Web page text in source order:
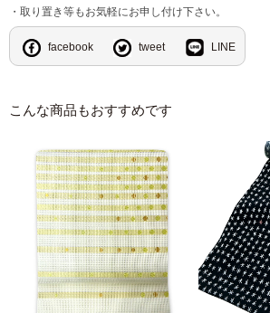
・取り置き等もお気軽にお申し付け下さい。
facebook tweet LINE
こんな商品もおすすめです